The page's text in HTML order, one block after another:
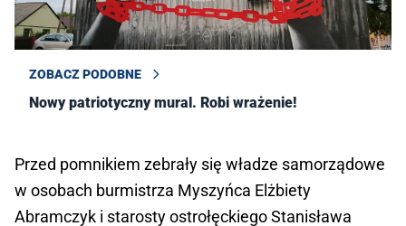
ZOBACZ PODOBNE
Nowy patriotyczny mural. Robi wrażenie!
Przed pomnikiem zebrały się władze samorządowe
w osobach burmistrza Myszyńca Elżbiety
Abramczyk i starosty ostrołęckiego Stanisława